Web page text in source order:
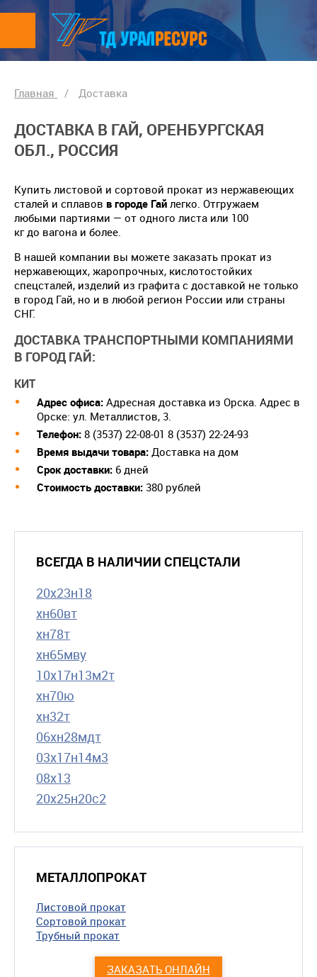
Главная / Доставка
ДОСТАВКА В ГАЙ, ОРЕНБУРГСКАЯ
ОБЛ., РОССИЯ
Купить листовой и сортовой прокат из нержавеющих
сталей и сплавов в городе Гай легко. Отгружаем
любыми партиями — от одного листа или 100
кг до вагона и более.
В нашей компании вы можете заказать прокат из
нержавеющих, жаропрочных, кислотостойких
спецсталей, изделий из графита с доставкой не только
в город Гай, но и в любой регион России или страны
СНГ.
ДОСТАВКА ТРАНСПОРТНЫМИ КОМПАНИЯМИ
В ГОРОД ГАЙ:
КИТ
Адрес офиса: Адресная доставка из Орска. Адрес в
Орске: ул. Металлистов, 3.
Телефон: 8 (3537) 22-08-01 8 (3537) 22-24-93
Время выдачи товара: Доставка на дом
Срок доставки: 6 дней
Cтоимость доставки: 380 рублей
ВСЕГДА В НАЛИЧИИ СПЕЦСТАЛИ
20х23н18
хн60вт
хн78т
хн65мву
10х17н13м2т
хн70ю
хн32т
06хн28мдт
03х17н14м3
08х13
20х25н20с2
МЕТАЛЛОПРОКАТ
Листовой прокат
Сортовой прокат
Трубный прокат
ЗАКАЗАТЬ ОНЛАЙН